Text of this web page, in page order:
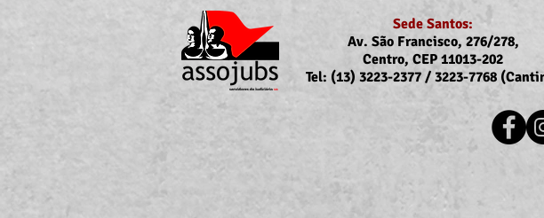
Portaria Nº 10.855/2026
concessão do auxílio-saúde
para servidores/as ativos/as e
novos
de julho
Sede Santos:
Av. São Francisco, 276/278,
Centro, CEP 11013-202
Tel: (13) 3223-2377 / 3223-7768